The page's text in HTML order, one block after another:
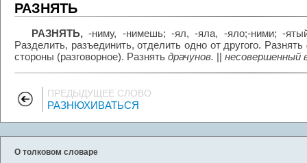
РАЗНЯТЬ
РАЗНЯТЬ, -ниму, -нимешь; -ял, -яла, -яло;-ними; -
Разделить, разъединить, отделить одно от другого. Разнять
стороны (разговорное). Разнять драчунов. || несовершенный
ПРЕДЫДУЩЕЕ СЛОВО
РАЗНЮХИВАТЬСЯ
О толковом словаре